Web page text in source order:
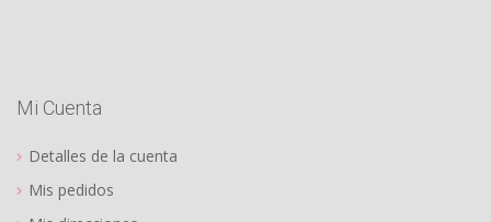
Mi Cuenta
Detalles de la cuenta
Mis pedidos